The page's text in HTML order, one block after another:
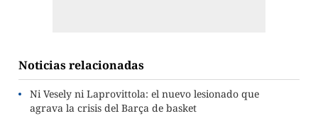
Noticias relacionadas
Ni Vesely ni Laprovittola: el nuevo lesionado que
agrava la crisis del Barça de basket